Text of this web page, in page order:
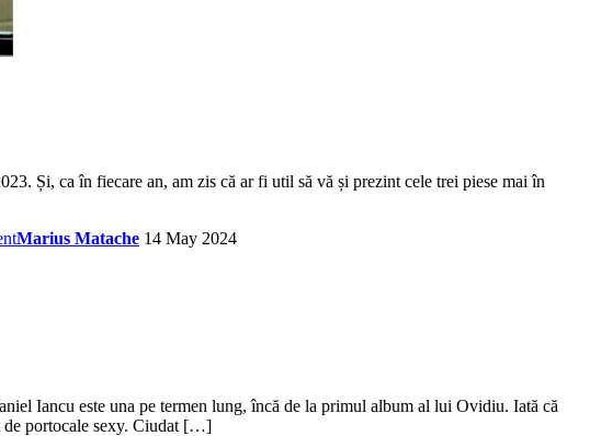
Și, ca în fiecare an, am zis că ar fi util să vă și prezint cele trei piese mai în
Marius Matache 14 May 2024
Iancu este una pe termen lung, încă de la primul album al lui Ovidiu. Iată că
de portocale sexy. Ciudat […]